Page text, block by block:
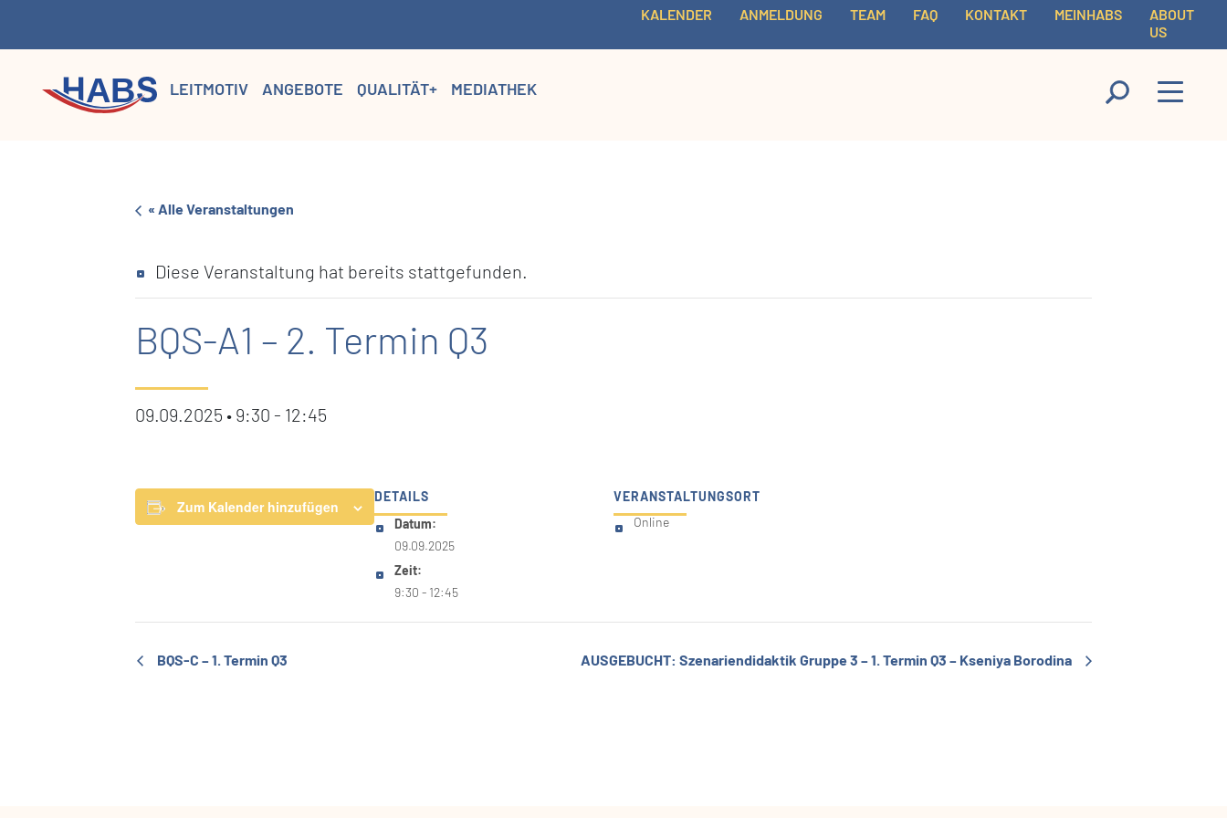
KALENDER ANMELDUNG TEAM FAQ KONTAKT MEINHABS
ABOUT
US
LEITMOTIV ANGEBOTE QUALITÄT+ MEDIATHEK
« Alle Veranstaltungen
Diese Veranstaltung hat bereits stattgefunden.
BQS-A1 – 2. Termin Q3
09.09.2025 • 9:30 - 12:45
Zum Kalender hinzufügen
DETAILS
Datum:
09.09.2025
Zeit:
9:30 - 12:45
VERANSTALTUNGSORT
Online
BQS-C – 1. Termin Q3 AUSGEBUCHT: Szenariendidaktik Gruppe 3 – 1. Termin Q3 – Kseniya Borodina